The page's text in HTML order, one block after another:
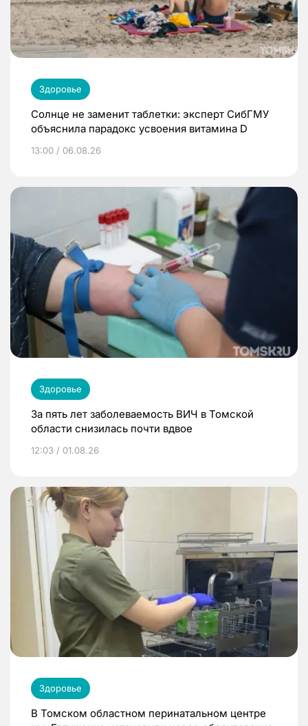
Здоровье
Солнце не заменит таблетки: эксперт СибГМУ
объяснила парадокс усвоения витамина D
13:00 / 06.08.26
Здоровье
За пять лет заболеваемость ВИЧ в Томской
области снизилась почти вдвое
12:03 / 01.08.26
Здоровье
В Томском областном перинатальном центре